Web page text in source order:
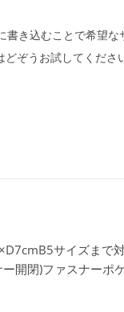
書き込むことで希望
ぞうお試してくださ
サイズまで
開閉)ファスナーポ